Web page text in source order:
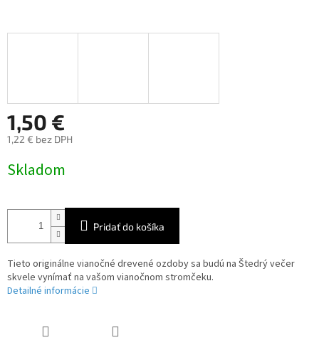
1,50 €
1,22 € bez DPH
cena:
Skladom
Pridať do košíka
Tieto originálne vianočné drevené ozdoby sa budú na Štedrý večer
skvele vynímať na vašom vianočnom stromčeku.
Detailné informácie